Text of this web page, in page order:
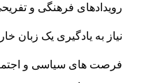
رویدادهای فرهنگی و
نیاز به یادگیری یک زبان
فرصت های سیاسی و